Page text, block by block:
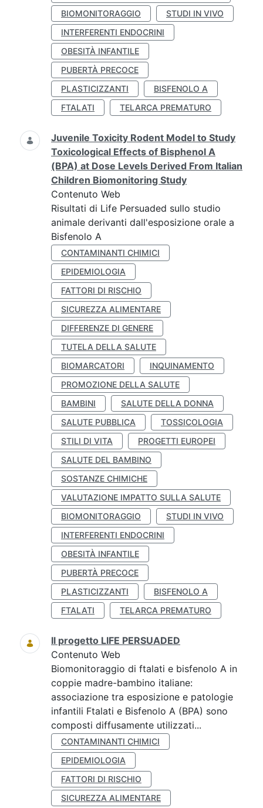
BIOMONITORAGGIO
STUDI IN VIVO
INTERFERENTI ENDOCRINI
OBESITÀ INFANTILE
PUBERTÀ PRECOCE
PLASTICIZZANTI
BISFENOLO A
FTALATI
TELARCA PREMATURO
Juvenile Toxicity Rodent Model to Study
Toxicological Effects of Bisphenol A
(BPA) at Dose Levels Derived From Italian
Children Biomonitoring Study
Contenuto Web
Risultati di Life Persuaded sullo studio
animale derivanti dall'esposizione orale a
Bisfenolo A
CONTAMINANTI CHIMICI
EPIDEMIOLOGIA
FATTORI DI RISCHIO
SICUREZZA ALIMENTARE
DIFFERENZE DI GENERE
TUTELA DELLA SALUTE
BIOMARCATORI
INQUINAMENTO
PROMOZIONE DELLA SALUTE
BAMBINI
SALUTE DELLA DONNA
SALUTE PUBBLICA
TOSSICOLOGIA
STILI DI VITA
PROGETTI EUROPEI
SALUTE DEL BAMBINO
SOSTANZE CHIMICHE
VALUTAZIONE IMPATTO SULLA SALUTE
BIOMONITORAGGIO
STUDI IN VIVO
INTERFERENTI ENDOCRINI
OBESITÀ INFANTILE
PUBERTÀ PRECOCE
PLASTICIZZANTI
BISFENOLO A
FTALATI
TELARCA PREMATURO
Il progetto LIFE PERSUADED
Contenuto Web
Biomonitoraggio di ftalati e bisfenolo A in
coppie madre-bambino italiane:
associazione tra esposizione e patologie
infantili Ftalati e Bisfenolo A (BPA) sono
composti diffusamente utilizzati...
CONTAMINANTI CHIMICI
EPIDEMIOLOGIA
FATTORI DI RISCHIO
SICUREZZA ALIMENTARE